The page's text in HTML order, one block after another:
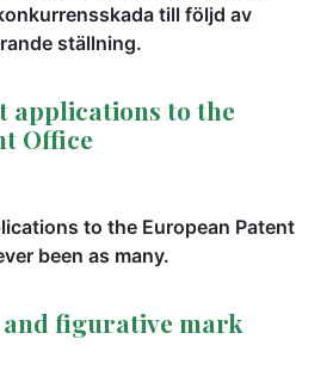
till följd av
ställning.
applications to the
Office
to the European Patent
been as many.
figurative mark